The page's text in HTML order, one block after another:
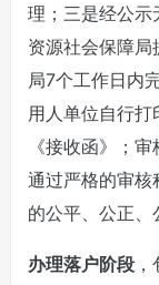
理；三是经公示
资源社会保障
局7个工作日内
用人单位自行打
《接收函》；
通过严格的审核
的公平、公正、
办理落户阶段，